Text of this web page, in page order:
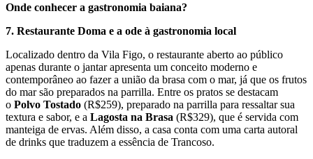
Onde conhecer a gastronomia baiana?
7. Restaurante Doma e a ode à gastronomia local
Localizado dentro da Vila Figo, o restaurante aberto ao público
apenas durante o jantar apresenta um conceito moderno e
contemporâneo ao fazer a união da brasa com o mar, já que os frutos
do mar são preparados na parrilla. Entre os pratos se destacam
o Polvo Tostado (R$259), preparado na parrilla para ressaltar sua
textura e sabor, e a Lagosta na Brasa (R$329), que é servida com
manteiga de ervas. Além disso, a casa conta com uma carta autoral
de drinks que traduzem a essência de Trancoso.